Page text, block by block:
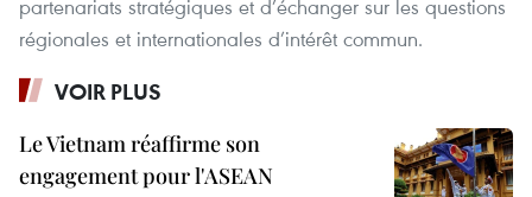
partenariats stratégiques et d’échanger sur les questions
régionales et internationales d’intérêt commun.
VOIR PLUS
Le Vietnam réaffirme son
engagement pour l'ASEAN